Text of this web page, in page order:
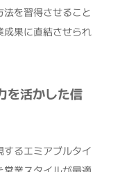
を習得させること
果に直結させられ
を活かした信
るエミアブルタイ